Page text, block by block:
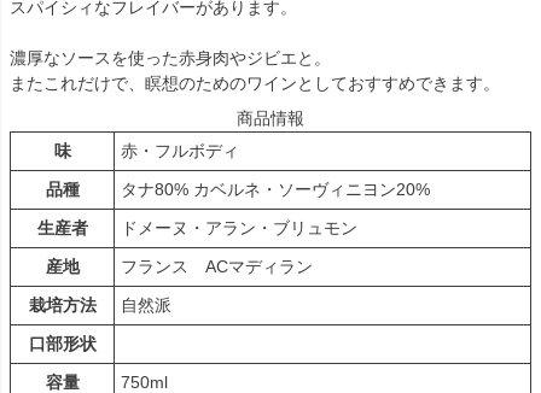
スパイシィなフレイバーがあります。
濃厚なソースを使った赤身肉やジビエと。
またこれだけで、瞑想のためのワインとしておすすめできます。
商品情報
味
赤・フルボディ
品種
タナ80% カベルネ・ソーヴィニヨン20%
生産者
ドメーヌ・アラン・ブリュモン
産地
フランス ACマディラン
栽培方法
自然派
口部形状
容量
750ml